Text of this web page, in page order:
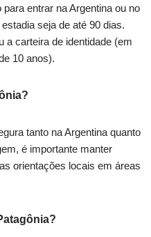
entrar na Argentina ou no
seja de até 90 dias.
a carteira de identidade (em
10 anos).
tanto na Argentina quanto
é importante manter
orientações locais em áreas